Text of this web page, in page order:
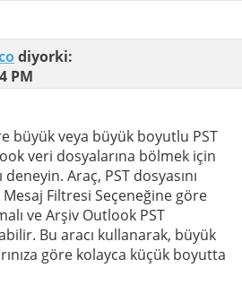
diyorki:
PM
büyük veya büyük boyutlu PST
veri dosyalarına bölmek için
Araç, PST dosyasını
Filtresi Seçeneğine göre
ve Arşiv Outlook PST
Bu aracı kullanarak, büyük
göre kolayca küçük boyutta